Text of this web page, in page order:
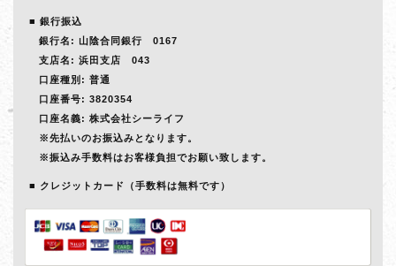
銀行振込
銀行名: 山陰合同銀行 0167
支店名: 浜田支店 043
口座種別: 普通
口座番号: 3820354
口座名義: 株式会社シーライフ
※先払いのお振込みとなります。
※振込み手数料はお客様負担でお願い致します。
クレジットカード（手数料は無料です）